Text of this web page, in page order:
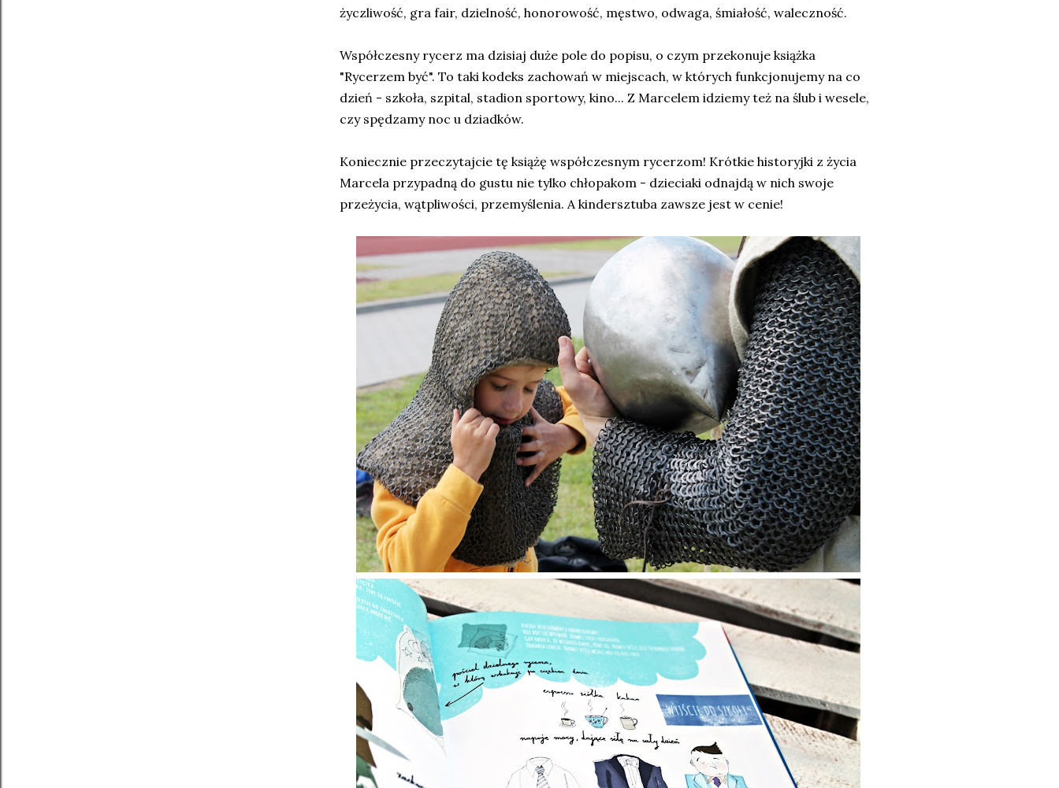
życzliwość, gra fair, dzielność, honorowość, męstwo, odwaga, śmiałość, waleczność.
Współczesny rycerz ma dzisiaj duże pole do popisu, o czym przekonuje książka
"Rycerzem być". To taki kodeks zachowań w miejscach, w których funkcjonujemy na co
dzień - szkoła, szpital, stadion sportowy, kino... Z Marcelem idziemy też na ślub i wesele,
czy spędzamy noc u dziadków.
Koniecznie przeczytajcie tę książę współczesnym rycerzom! Krótkie historyjki z życia
Marcela przypadną do gustu nie tylko chłopakom - dzieciaki odnajdą w nich swoje
przeżycia, wątpliwości, przemyślenia. A kindersztuba zawsze jest w cenie!